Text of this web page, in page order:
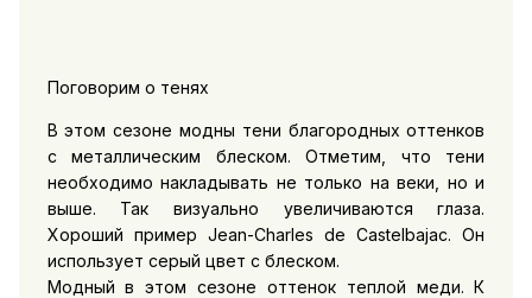
Поговорим о тенях
В этом сезоне модны тени благородных оттенков
с металлическим блеском. Отметим, что тени
необходимо накладывать не только на веки, но и
выше. Так визуально увеличиваются глаза.
Хороший пример Jean-Charles de Castelbajac. Он
использует серый цвет с блеском.
Модный в этом сезоне оттенок теплой меди. К